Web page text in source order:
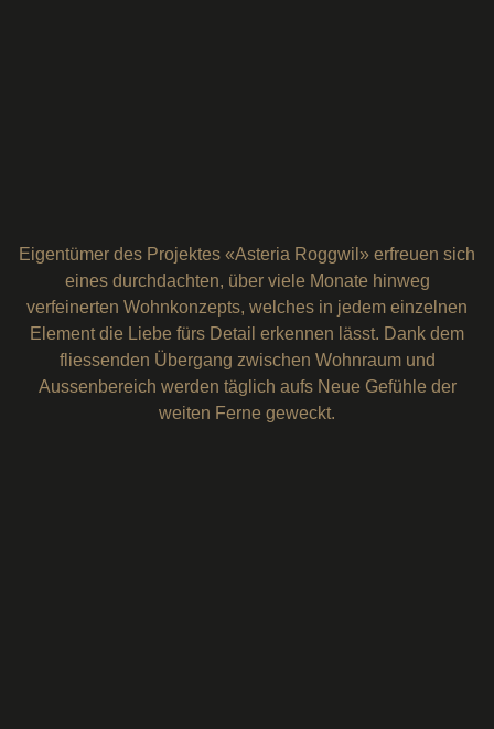
Eigentümer des Projektes «Asteria Roggwil» erfreuen sich
eines durchdachten, über viele Monate hinweg
verfeinerten Wohnkonzepts, welches in jedem einzelnen
Element die Liebe fürs Detail erkennen lässt. Dank dem
fliessenden Übergang zwischen Wohnraum und
Aussenbereich werden täglich aufs Neue Gefühle der
weiten Ferne geweckt.